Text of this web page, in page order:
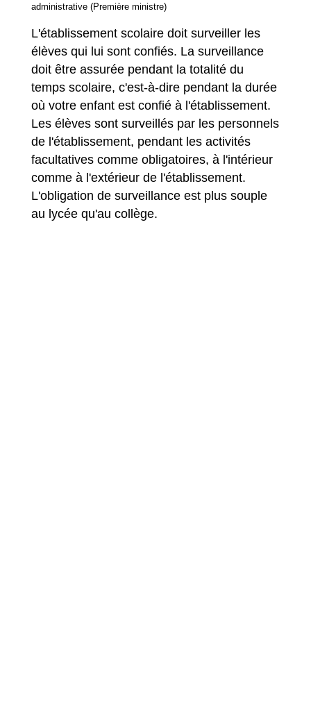
administrative (Première ministre)
L'établissement scolaire doit surveiller les
élèves qui lui sont confiés. La surveillance
doit être assurée pendant la totalité du
temps scolaire, c'est-à-dire pendant la durée
où votre enfant est confié à l'établissement.
Les élèves sont surveillés par les personnels
de l'établissement, pendant les activités
facultatives comme obligatoires, à l'intérieur
comme à l'extérieur de l'établissement.
L'obligation de surveillance est plus souple
au lycée qu'au collège.